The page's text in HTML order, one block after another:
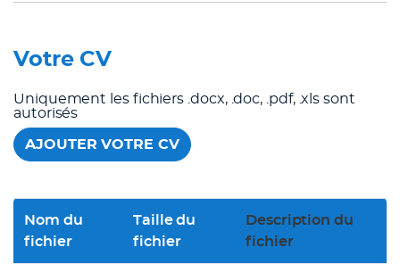
Votre CV
Uniquement les fichiers .docx, .doc, .pdf, .xls sont
autorisés
AJOUTER VOTRE CV
Nom du
fichier
Taille du
fichier
Description du
fichier